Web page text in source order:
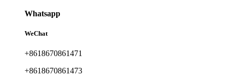
Whatsapp
WeChat
+8618670861471
+8618670861473